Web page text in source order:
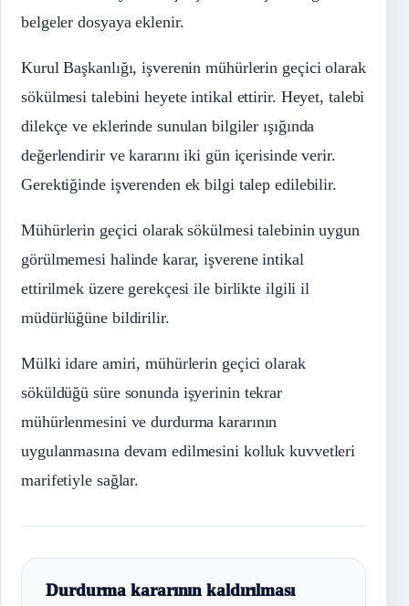
belgeler dosyaya eklenir.
Kurul Başkanlığı, işverenin mühürlerin geçici olarak
sökülmesi talebini heyete intikal ettirir. Heyet, talebi
dilekçe ve eklerinde sunulan bilgiler ışığında
değerlendirir ve kararını iki gün içerisinde verir.
Gerektiğinde işverenden ek bilgi talep edilebilir.
Mühürlerin geçici olarak sökülmesi talebinin uygun
görülmemesi halinde karar, işverene intikal
ettirilmek üzere gerekçesi ile birlikte ilgili il
müdürlüğüne bildirilir.
Mülki idare amiri, mühürlerin geçici olarak
söküldüğü süre sonunda işyerinin tekrar
mühürlenmesini ve durdurma kararının
uygulanmasına devam edilmesini kolluk kuvvetleri
marifetiyle sağlar.
Durdurma kararının kaldırılması